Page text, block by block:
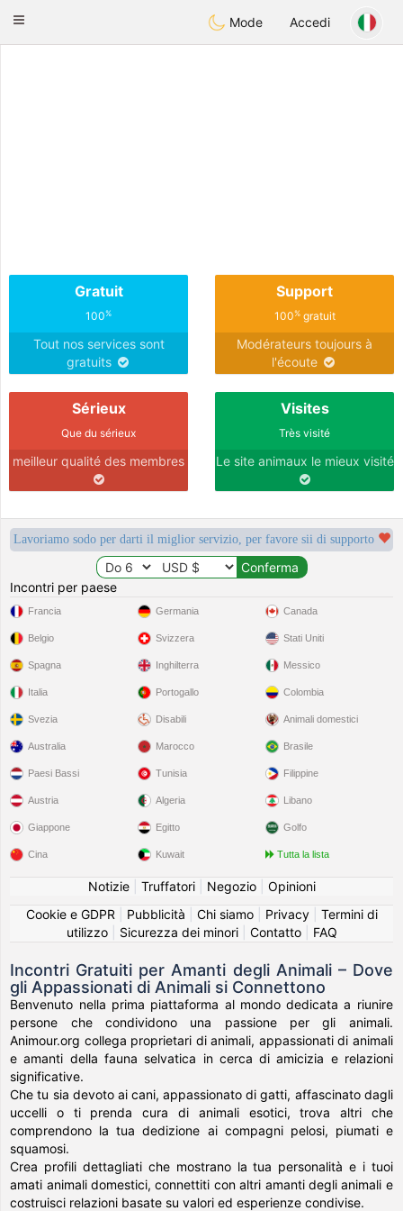
Animour
Toggle
Mode Accedi
Gratuit
100%
Tout nos services sont
gratuits
Support
100%gratuit
Modérateurs toujours à
l'écoute
Sérieux
Que du sérieux
meilleur qualité des membres
Visites
Très visité
Le site animaux le mieux visité
Lavoriamo sodo per darti il miglior servizio, per favore sii di supporto
Incontri per paese
Francia
Belgio
Spagna
Italia
Svezia
Germania
Svizzera
Inghilterra
Portogallo
Disabili
Canada
Stati Uniti
Messico
Colombia
Animali domestici
Australia
Paesi Bassi
Austria
Giappone
Cina
Marocco
Tunisia
Algeria
Egitto
Kuwait
Brasile
Filippine
Libano
Golfo
Tutta la lista
Notizie| Truffatori| Negozio| Opinioni
Cookie e GDPR
Pubblicità Chi siamo| Privacy| Termini di
utilizzo| Sicurezza dei minori| Contatto| FAQ
Incontri Gratuiti per Amanti degli Animali – Dove
gli Appassionati di Animali si Connettono
Benvenuto nella prima piattaforma al mondo dedicata a riunire
persone che condividono una passione per gli animali.
Animour.org collega proprietari di animali, appassionati di animali
e amanti della fauna selvatica in cerca di amicizia e relazioni
significative.
Che tu sia devoto ai cani, appassionato di gatti, affascinato dagli
uccelli o ti prenda cura di animali esotici, trova altri che
comprendono la tua dedizione ai compagni pelosi, piumati e
squamosi.
Crea profili dettagliati che mostrano la tua personalità e i tuoi
amati animali domestici, connettiti con altri amanti degli animali e
costruisci relazioni basate su valori ed esperienze condivise.